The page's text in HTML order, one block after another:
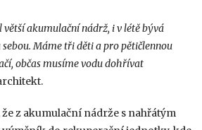
větší akumulační nádrž, i v létě bývá
Máme tři děti a pro pětičlennou
občas musíme vodu dohřívat
z akumulační nádrže s nahřátým